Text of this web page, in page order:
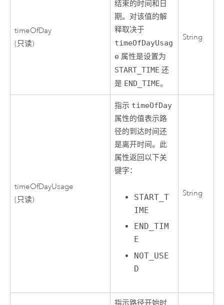
timeOfDay
(只读)
结束的时间和日
期。对该值的解
释取决于
timeOfDayUsag
e 属性是设置为
START_TIME 还
是 END_TIME。
String
timeOfDayUsage
(只读)
指示 timeOfDay
属性的值表示路
径的到达时间还
是离开时间。此
属性返回以下关
键字：
START_T
IME
END_TIM
E
NOT_USE
D
String